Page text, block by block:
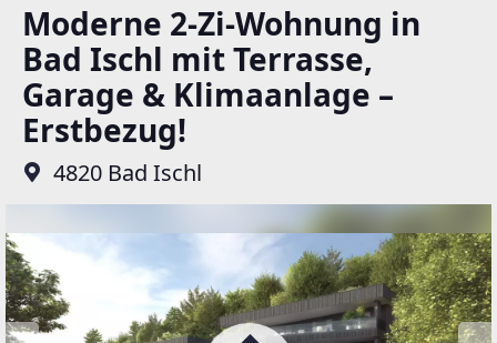
Moderne 2-Zi-Wohnung in
Bad Ischl mit Terrasse,
Garage & Klimaanlage –
Erstbezug!
4820 Bad Ischl